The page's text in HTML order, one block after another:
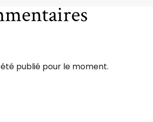
publié pour le moment.